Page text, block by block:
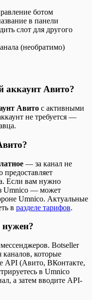
ботом
в панели
слот для другого
(необратимо)
аккаунт Авито?
Авито с активными
не требуется —
— за канал не
предоставляет
Если вам нужно
Umnico — может
Umnico. Актуальные
в разделе тарифов.
нужен?
Botseller
каналов, которые
API (Авито, ВКонтакте,
в Umnico
а затем вводите API-